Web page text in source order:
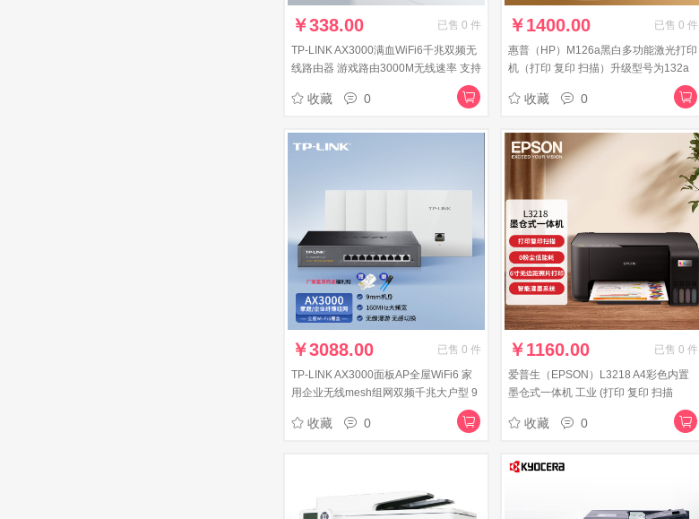
￥338.00 已售 0 件
TP-LINK AX3000满血WiFi6千兆双频无
线路由器 游戏路由3000M无线速率 支持
收藏 0
￥1400.00 已售 0 件
惠普（HP）M126a黑白多功能激光打印
机（打印 复印 扫描）升级型号为132a
收藏 0
￥3088.00 已售 0 件
TP-LINK AX3000面板AP全屋WiFi6 家
用企业无线mesh组网双频千兆大户型 9
收藏 0
￥1160.00 已售 0 件
爱普生（EPSON）L3218 A4彩色内置
墨仓式一体机 工业 (打印 复印 扫描
收藏 0